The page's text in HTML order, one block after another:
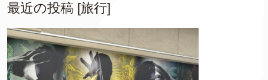
最近の投稿 [旅行]